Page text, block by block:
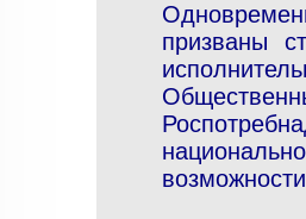
призваны